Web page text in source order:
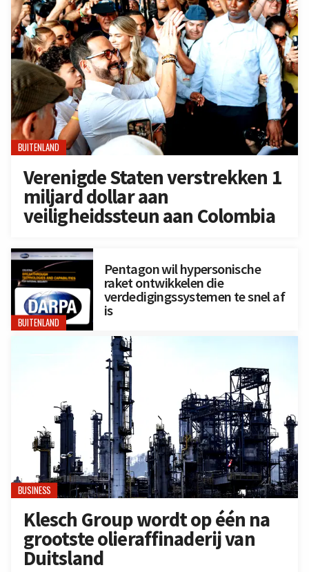
BUITENLAND
Verenigde Staten verstrekken 1
miljard dollar aan
veiligheidssteun aan Colombia
BUITENLAND
Pentagon wil hypersonische
raket ontwikkelen die
verdedigingssystemen te snel af
is
BUSINESS
Klesch Group wordt op één na
grootste olieraffinaderij van
Duitsland